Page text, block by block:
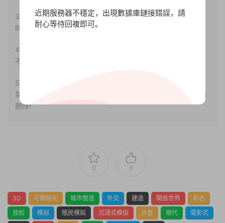
3.如果本站有侵犯、不妥之處的資源，請聯系我們。将會第一
時間解決！
4.本站部分内容均由互聯網收集整理，僅供大家參考、學習，
不存在任何商業目的與商業用途。
5.本站提供的所有資源僅供參考學習使用，版權歸原著所有，
禁止下載本站資源參與任何商業和非法行爲，請于24小時之内
删除!
0 0
3D 可模組化 城市營造 外交 建造 開放世界
彩色
放松
模拟 殖民模拟 沉浸式模拟 沙盒 現代
電影式
近期服務器不穩定，出現數據庫鏈接錯誤，請
耐心等待回複即可。